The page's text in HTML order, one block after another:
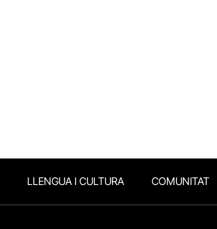
LLENGUA I CULTURA COMUNITAT